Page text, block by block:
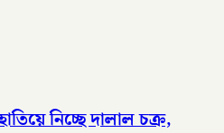
নিচ্ছে দালাল চক্র,